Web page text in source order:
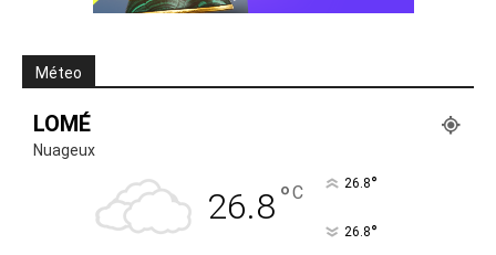
Méteo
LOMÉ
Nuageux
26.8°C 26.8°
26.8°